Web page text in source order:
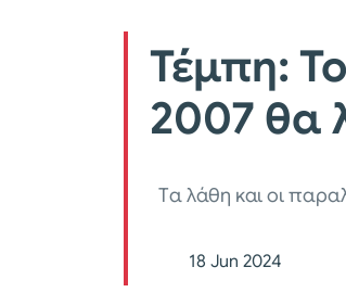
Τέμπη:
2007 θα
Tα λάθη και οι
18 Jun 2024